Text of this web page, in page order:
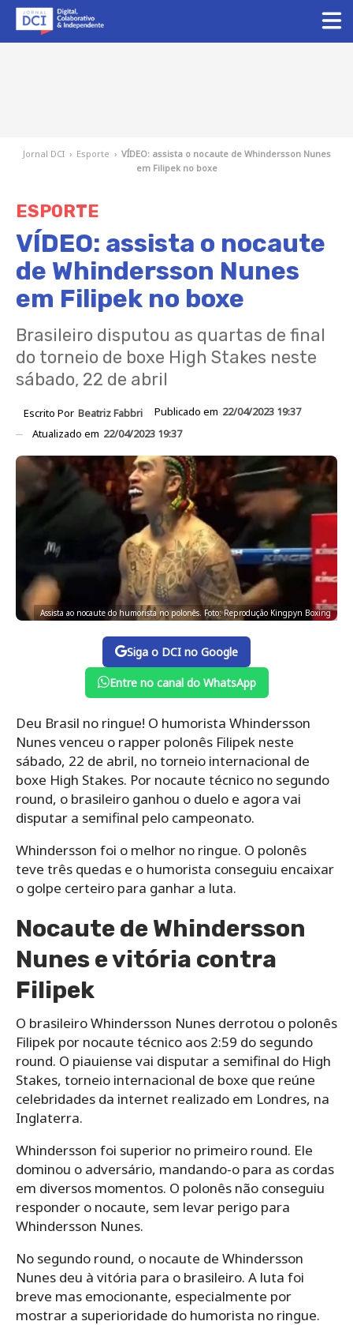
Jornal DCI › Esporte › VÍDEO: assista o nocaute de Whindersson Nunes
em Filipek no boxe
ESPORTE
VÍDEO: assista o nocaute
de Whindersson Nunes
em Filipek no boxe
Brasileiro disputou as quartas de final
do torneio de boxe High Stakes neste
sábado, 22 de abril
Escrito Por Beatriz Fabbri Publicado em 22/04/2023 19:37
Atualizado em 22/04/2023 19:37
Assista ao nocaute do humorista no polonês. Foto: Reprodução Kingpyn Boxing
Siga o DCI no Google
Entre no canal do WhatsApp
Deu Brasil no ringue! O humorista Whindersson
Nunes venceu o rapper polonês Filipek neste
sábado, 22 de abril, no torneio internacional de
boxe High Stakes. Por nocaute técnico no segundo
round, o brasileiro ganhou o duelo e agora vai
disputar a semifinal pelo campeonato.
Whindersson foi o melhor no ringue. O polonês
teve três quedas e o humorista conseguiu encaixar
o golpe certeiro para ganhar a luta.
Nocaute de Whindersson
Nunes e vitória contra
Filipek
O brasileiro Whindersson Nunes derrotou o polonês
Filipek por nocaute técnico aos 2:59 do segundo
round. O piauiense vai disputar a semifinal do High
Stakes, torneio internacional de boxe que reúne
celebridades da internet realizado em Londres, na
Inglaterra.
Whindersson foi superior no primeiro round. Ele
dominou o adversário, mandando-o para as cordas
em diversos momentos. O polonês não conseguiu
responder o nocaute, sem levar perigo para
Whindersson Nunes.
No segundo round, o nocaute de Whindersson
Nunes deu à vitória para o brasileiro. A luta foi
breve mas emocionante, especialmente por
mostrar a superioridade do humorista no ringue.